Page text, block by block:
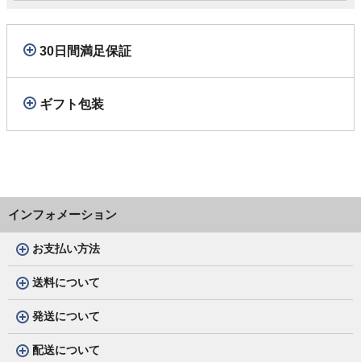
30日間満足保証
ギフト包装
インフォメーション
お支払い方法
送料について
発送について
配送について